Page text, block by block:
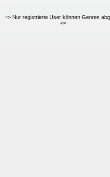
=> Nur registrierte User können Genres
<=